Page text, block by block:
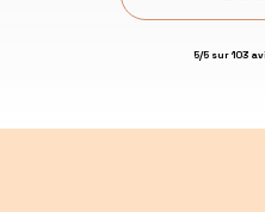
navigation fluide
5/5 sur 103